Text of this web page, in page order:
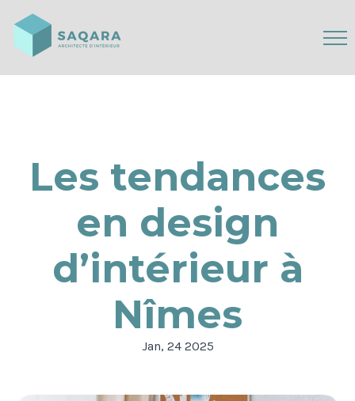
Les tendances
en design
d’intérieur à
Nîmes
Jan, 24 2025